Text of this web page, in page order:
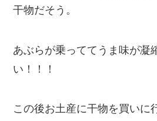
干物だそう。
あぶらが乗っててうま味が凝
い！！！
この後お土産に干物を買いに